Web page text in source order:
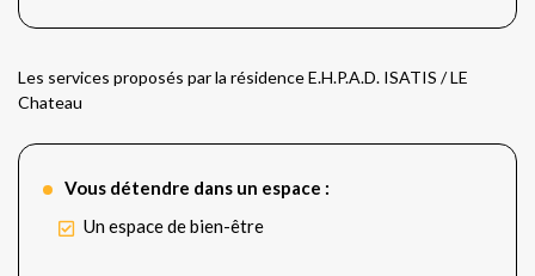
Les services proposés par la résidence E.H.P.A.D. ISATIS / LE
Chateau
Vous détendre dans un espace :
Un espace de bien-être